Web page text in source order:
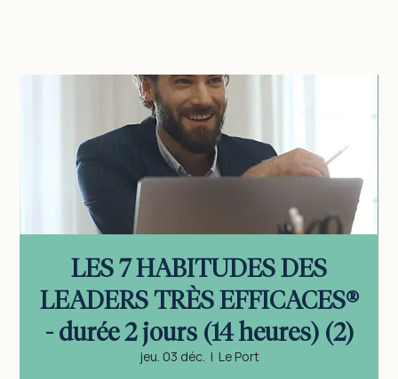
LES 7 HABITUDES DES
LEADERS TRÈS EFFICACES®
- durée 2 jours (14 heures) (2)
jeu. 03 déc.
  |
Le Port